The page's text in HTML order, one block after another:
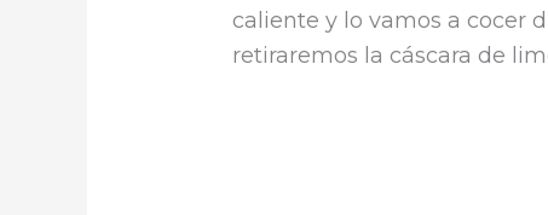
caliente y lo vamos a cocer
retiraremos la cáscara de